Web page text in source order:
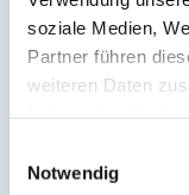
soziale Medien,
Partner führen
weiteren Daten
Notwendig
Verpflegung:
Beschreibung
Ferienwohnung